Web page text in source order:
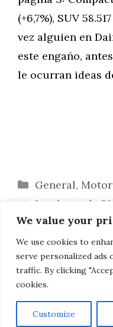
We value your
We use cookies to
serve personalized ads
traffic. By clicking
cookies.
Customize
(+6,7%), SUV
vez alguien en
este engaño,
le ocurran ideas
Categorías
General, Motor
La planta de
bienvenida a
Mercado
de ventas de
AVISO LEGAL,